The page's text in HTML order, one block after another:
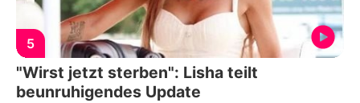
5
"Wirst jetzt sterben": Lisha teilt
beunruhigendes Update